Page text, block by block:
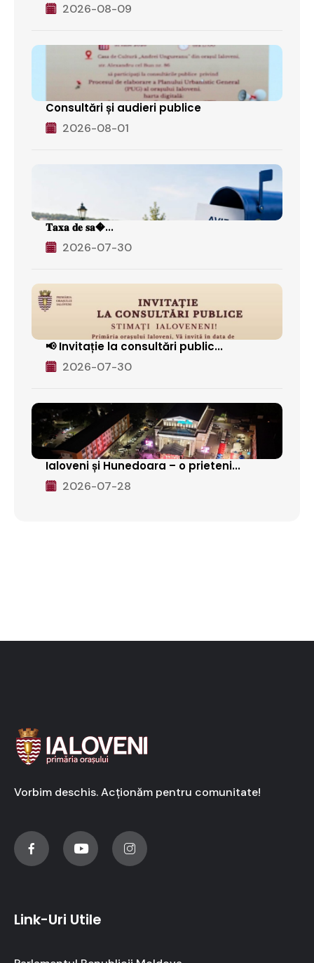
2026-08-09
Consultări și audieri publice
2026-08-01
𝐓𝐚𝐱𝐚 𝐝𝐞 𝐬𝐚�...
2026-07-30
📢 Invitație la consultări public...
2026-07-30
Ialoveni și Hunedoara – o prieteni...
2026-07-28
Vorbim deschis. Acționăm pentru comunitate!
Link-Uri Utile